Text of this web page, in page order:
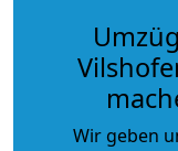
Wir geben